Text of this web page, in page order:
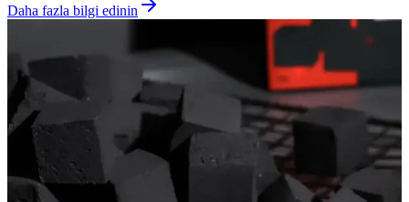
Daha fazla bilgi edinin